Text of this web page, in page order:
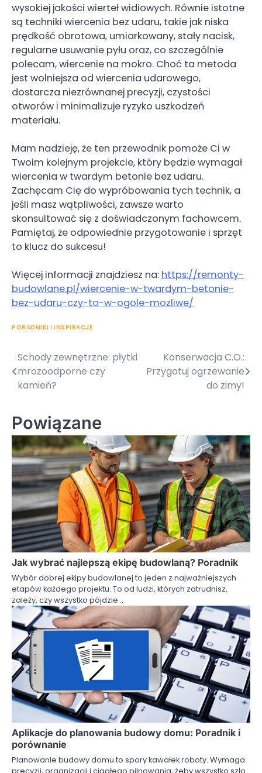
wysokiej jakości wierteł widiowych. Równie istotne
są techniki wiercenia bez udaru, takie jak niska
prędkość obrotowa, umiarkowany, stały nacisk,
regularne usuwanie pyłu oraz, co szczególnie
polecam, wiercenie na mokro. Choć ta metoda
jest wolniejsza od wiercenia udarowego,
dostarcza niezrównanej precyzji, czystości
otworów i minimalizuje ryzyko uszkodzeń
materiału.
Mam nadzieję, że ten przewodnik pomoże Ci w
Twoim kolejnym projekcie, który będzie wymagał
wiercenia w twardym betonie bez udaru.
Zachęcam Cię do wypróbowania tych technik, a
jeśli masz wątpliwości, zawsze warto
skonsultować się z doświadczonym fachowcem.
Pamiętaj, że odpowiednie przygotowanie i sprzęt
to klucz do sukcesu!
Więcej informacji znajdziesz na: https://remonty-
budowlane.pl/wiercenie-w-twardym-betonie-
bez-udaru-czy-to-w-ogole-mozliwe/
PORADNIKI I INSPIRACJE
Nawigacja
wpisu
Schody zewnętrzne: płytki
mrozoodporne czy
kamień?
Konserwacja C.O.:
Przygotuj ogrzewanie
do zimy!
Powiązane
Jak wybrać najlepszą ekipę budowlaną? Poradnik
Wybór dobrej ekipy budowlanej to jeden z najważniejszych
etapów każdego projektu. To od ludzi, których zatrudnisz,
zależy, czy wszystko pójdzie…
Aplikacje do planowania budowy domu: Poradnik i
porównanie
Planowanie budowy domu to spory kawałek roboty. Wymaga